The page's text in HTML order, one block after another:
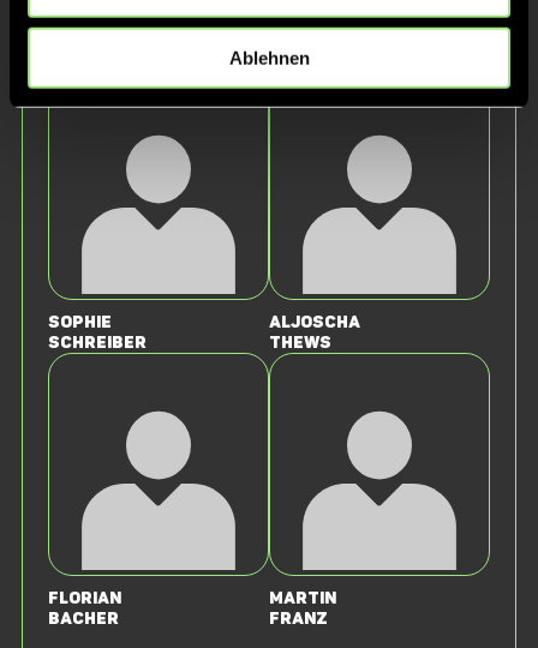
Ablehnen
Staff
Sophie
Schreiber
Aljoscha
Thews
Florian
Bacher
Martin
Franz